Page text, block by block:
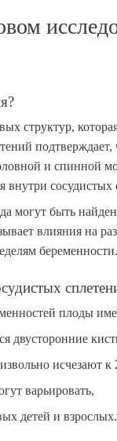
структур,
и спинной
внутри
могут быть
влияния на
беременности.
плоды
двусторонние
исчезают
варьировать,
детей и взрослых.